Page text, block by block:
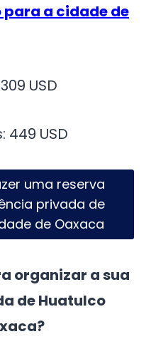
a cidade de
USD
449 USD
uma reserva
privada de
de Oaxaca
organizar a sua
de Huatulco